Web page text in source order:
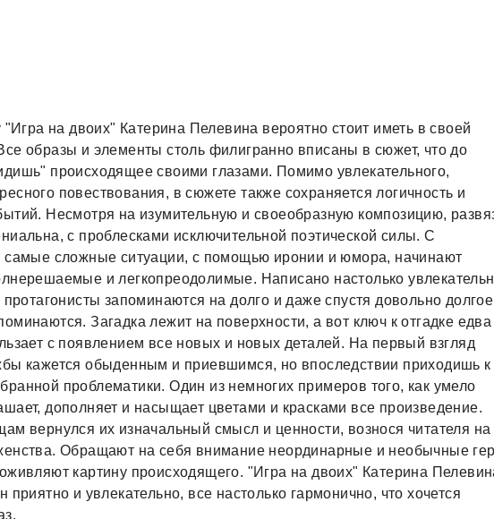
"Игра на двоих" Катерина Пелевина вероятно стоит иметь в своей
образы и элементы столь филигранно вписаны в сюжет, что до
происходящее своими глазами. Помимо увлекательного,
повествования, в сюжете также сохраняется логичность и
Несмотря на изумительную и своеобразную композицию,
с проблесками исключительной поэтической силы. С
самые сложные ситуации, с помощью иронии и юмора, начинают
и легкопреодолимые. Написано настолько
запоминаются на долго и даже спустя довольно долгое
Загадка лежит на поверхности, а вот ключ к отгадке едва
с появлением все новых и новых деталей. На первый взгляд
кажется обыденным и приевшимся, но впоследствии приходишь к
проблематики. Один из немногих примеров того, как умело
дополняет и насыщает цветами и красками все произведение.
вернулся их изначальный смысл и ценности, вознося читателя на
Обращают на себя внимание неординарные и необычные
картину происходящего. "Игра на двоих" Катерина
приятно и увлекательно, все настолько гармонично, что хочется